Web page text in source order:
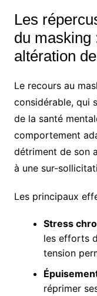
Les
du masking
altération
Le recours au
considérable, qui
de la santé
comportement
détriment de son
à une sur-
Les principaux
Stress
les efforts
tension
réprimer